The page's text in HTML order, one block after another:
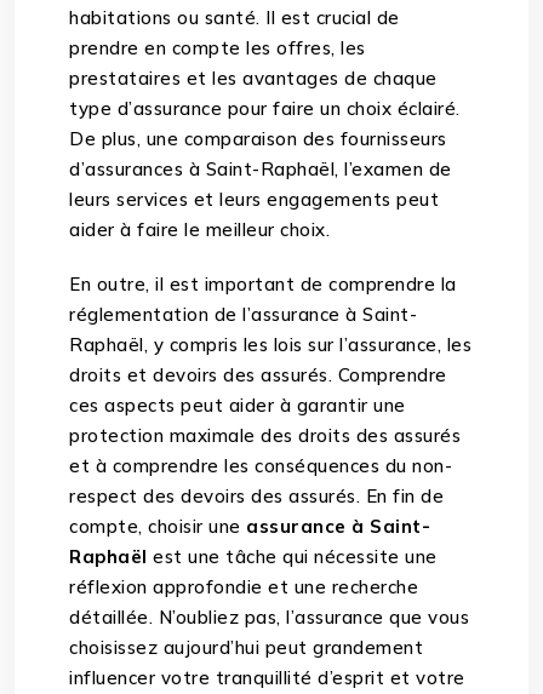
habitations ou santé. Il est crucial de
prendre en compte les offres, les
prestataires et les avantages de chaque
type d’assurance pour faire un choix éclairé.
De plus, une comparaison des fournisseurs
d’assurances à Saint-Raphaël, l’examen de
leurs services et leurs engagements peut
aider à faire le meilleur choix.
En outre, il est important de comprendre la
réglementation de l’assurance à Saint-
Raphaël, y compris les lois sur l’assurance, les
droits et devoirs des assurés. Comprendre
ces aspects peut aider à garantir une
protection maximale des droits des assurés
et à comprendre les conséquences du non-
respect des devoirs des assurés. En fin de
compte, choisir une assurance à Saint-
Raphaël est une tâche qui nécessite une
réflexion approfondie et une recherche
détaillée. N’oubliez pas, l’assurance que vous
choisissez aujourd’hui peut grandement
influencer votre tranquillité d’esprit et votre